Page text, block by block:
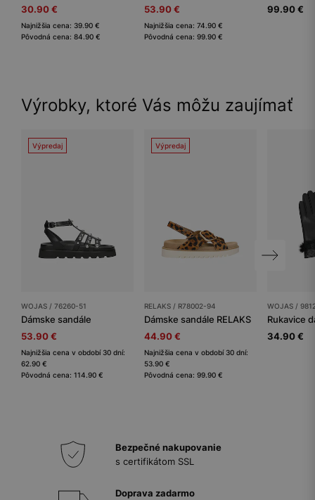
30.90 €
Najnižšia cena: 39.90 €
Pôvodná cena: 84.90 €
53.90 €
Najnižšia cena: 74.90 €
Pôvodná cena: 99.90 €
99.90 €
Výrobky, ktoré Vás môžu zaujímať
Výpredaj
WOJAS / 76260-51
Dámske sandále
53.90 €
Najnižšia cena v období 30 dní:
62.90 €
Pôvodná cena: 114.90 €
Výpredaj
RELAKS / R78002-94
Dámske sandále RELAKS
44.90 €
Najnižšia cena v období 30 dní:
53.90 €
Pôvodná cena: 99.90 €
WOJAS /
Rukavice
34.90 €
Bezpečné nakupovanie
s certifikátom SSL
Doprava zadarmo